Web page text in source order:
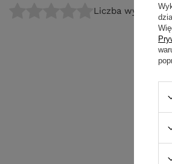
Liczba